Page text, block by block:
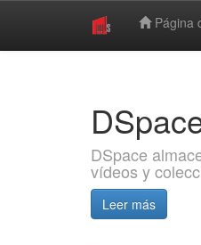
Página
DSpace
vídeos y
Leer más